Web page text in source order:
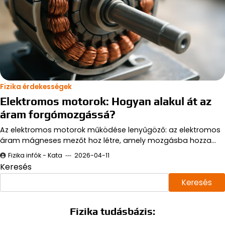
Fizika érdekességek
Elektromos motorok: Hogyan alakul át az
áram forgómozgássá?
Az elektromos motorok működése lenyűgöző: az elektromos
áram mágneses mezőt hoz létre, amely mozgásba hozza…
Fizika infók - Kata 2026-04-11
Keresés
Keresés
Fizika tudásbázis: